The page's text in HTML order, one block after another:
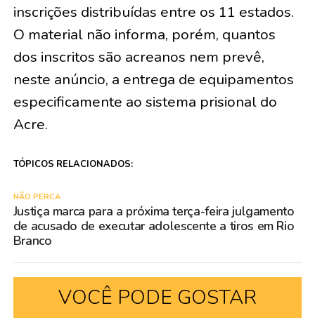
inscrições distribuídas entre os 11 estados.
O material não informa, porém, quantos
dos inscritos são acreanos nem prevê,
neste anúncio, a entrega de equipamentos
especificamente ao sistema prisional do
Acre.
TÓPICOS RELACIONADOS:
NÃO PERCA
Justiça marca para a próxima terça-feira julgamento
de acusado de executar adolescente a tiros em Rio
Branco
VOCÊ PODE GOSTAR